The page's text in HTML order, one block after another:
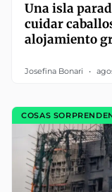
Una isla
cuidar
alojamiento
Josefina Bonari
COSAS